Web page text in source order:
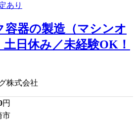
容器の製造（マシンオ
日休み／未経験OK！
株式会社
円
市